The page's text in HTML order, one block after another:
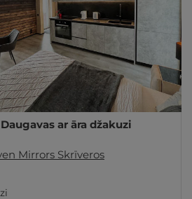
ar āra džakuzi
Mirrors Skrīveros